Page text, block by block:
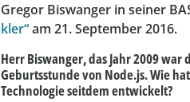
Gregor Biswanger in seiner
kler“am 21. September 2016.
Herr Biswanger, das Jahr 2009 war
Geburtsstunde von Node.js. Wie
Technologie seitdem entwickelt?